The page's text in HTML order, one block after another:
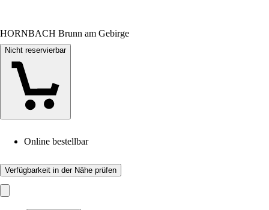
HORNBACH Brunn am Gebirge
Nicht reservierbar
Online bestellbar
Verfügbarkeit in der Nähe prüfen